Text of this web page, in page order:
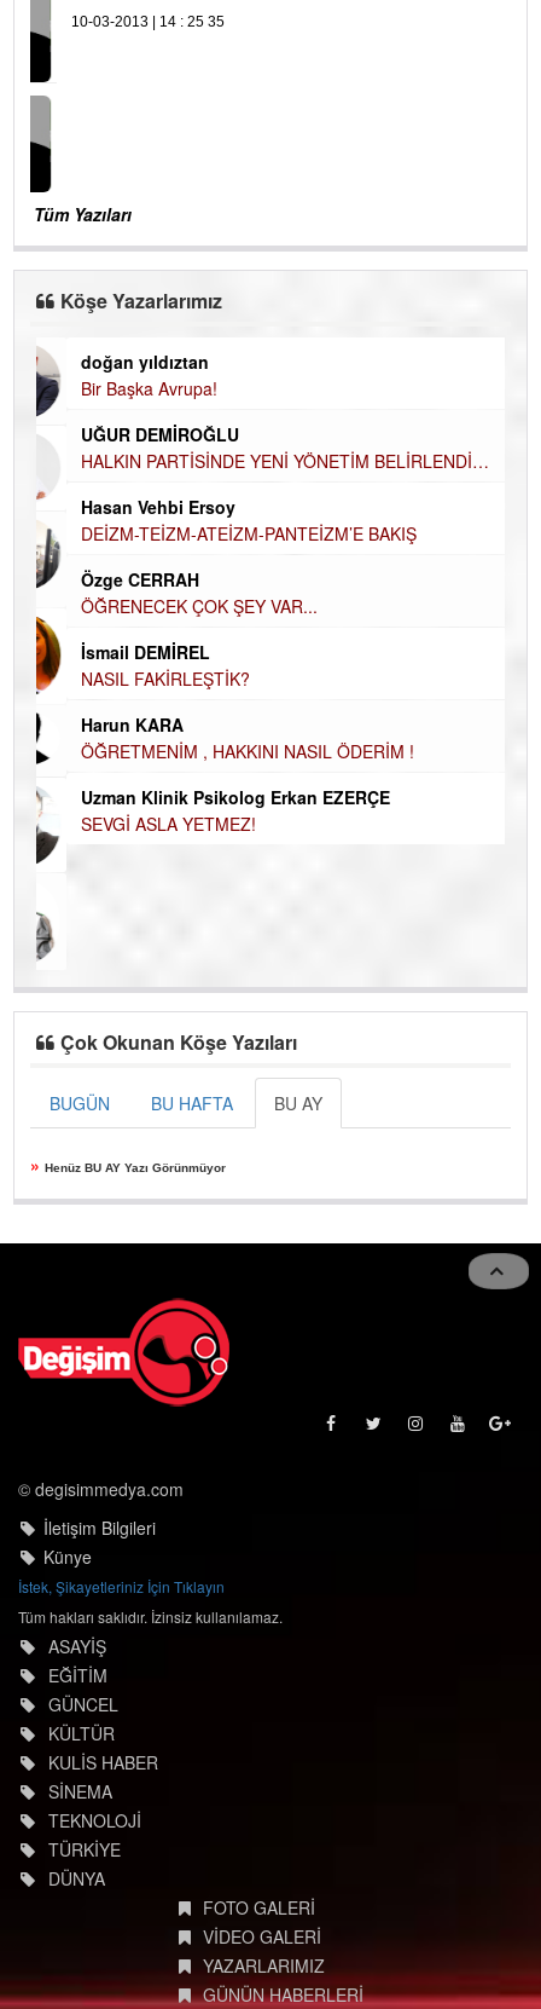
21-01-2012 | 20 : 47 07
10-03-2013 | 14 : 25 35
Tüm Yazıları
Köşe Yazarlarımız
doğan yıldıztan
Bir Başka Avrupa!
UĞUR DEMİROĞLU
Hasan Vehbi Ersoy
DEİZM-TEİZM-ATEİZM-PANTEİZM’E BAKIŞ
Özge CERRAH
ÖĞRENECEK ÇOK ŞEY VAR...
İsmail DEMİREL
Harun KARA
Uzman Klinik Psikolog Erkan EZERÇE
SEVGİ ASLA YETMEZ!
Çok Okunan Köşe Yazıları
BUGÜN BU HAFTA BU AY
» Henüz BU AY Yazı Görünmüyor
© degisimmedya.com
İletişim Bilgileri
Künye
İstek, Şikayetleriniz İçin Tıklayın
Tüm hakları saklıdır. İzinsiz kullanılamaz.
ASAYİŞ
EĞİTİM
GÜNCEL
KÜLTÜR
KULİS HABER
SİNEMA
TEKNOLOJİ
TÜRKİYE
DÜNYA
FOTO GALERİ
VİDEO GALERİ
YAZARLARIMIZ
GÜNÜN HABERLERİ